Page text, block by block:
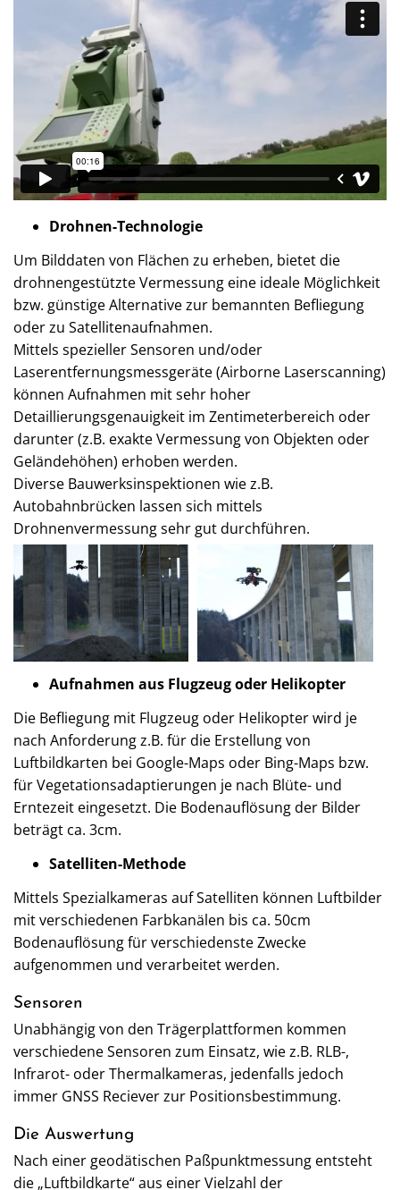
Drohnen-Technologie
Um Bilddaten von Flächen zu erheben, bietet die
drohnengestützte Vermessung eine ideale Möglichkeit
bzw. günstige Alternative zur bemannten Befliegung
oder zu Satellitenaufnahmen.
Mittels spezieller Sensoren und/oder
Laserentfernungsmessgeräte (Airborne Laserscanning)
können Aufnahmen mit sehr hoher
Detaillierungsgenauigkeit im Zentimeterbereich oder
darunter (z.B. exakte Vermessung von Objekten oder
Geländehöhen) erhoben werden.
Diverse Bauwerksinspektionen wie z.B.
Autobahnbrücken lassen sich mittels
Drohnenvermessung sehr gut durchführen.
Aufnahmen aus Flugzeug oder Helikopter
Die Befliegung mit Flugzeug oder Helikopter wird je
nach Anforderung z.B. für die Erstellung von
Luftbildkarten bei Google-Maps oder Bing-Maps bzw.
für Vegetationsadaptierungen je nach Blüte- und
Erntezeit eingesetzt. Die Bodenauflösung der Bilder
beträgt ca. 3cm.
Satelliten-Methode
Mittels Spezialkameras auf Satelliten können Luftbilder
mit verschiedenen Farbkanälen bis ca. 50cm
Bodenauflösung für verschiedenste Zwecke
aufgenommen und verarbeitet werden.
Sensoren
Unabhängig von den Trägerplattformen kommen
verschiedene Sensoren zum Einsatz, wie z.B. RLB-,
Infrarot- oder Thermalkameras, jedenfalls jedoch
immer GNSS Reciever zur Positionsbestimmung.
Die Auswertung
Nach einer geodätischen Paßpunktmessung entsteht
die „Luftbildkarte“ aus einer Vielzahl der